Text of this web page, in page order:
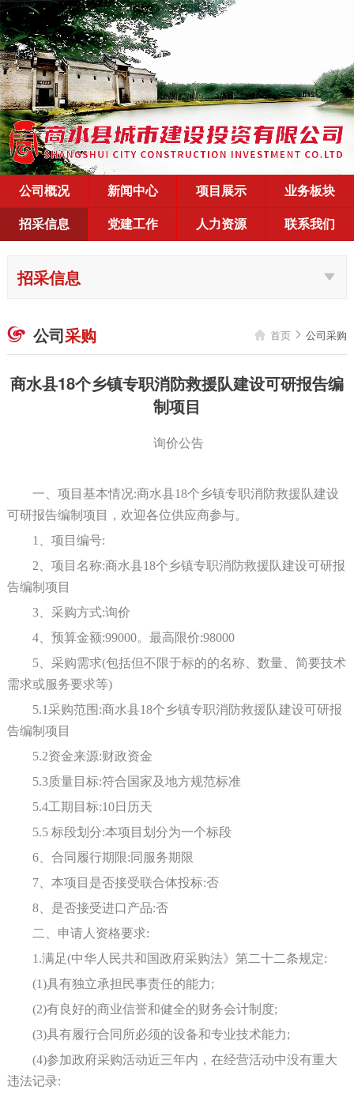
公司概况 新闻中心 项目展示
业务板块
招采信息
党建工作 人力资源 联系我们
招采信息
 公司采购  首页  公司采购
商水县18个乡镇专职消防救援队建设可研报告编
制项目
询价公告
一、项目基本情况:商水县18个乡镇专职消防救援队建设
可研报告编制 项目，欢迎各位供应商参与。
1、项目编号:
2、项目名称:商水县18个乡镇专职消防救援队建设可研报
告编制 项目
3、采购方式:询价
4、预算金额:99000。最高限价:98000
5、采购需求(包括但不限于标的的名称、数量、简要技术
需求或服务要求等)
5.1采购范围:商水县18个乡镇专职消防救援队建设可研报
告编制 项目
5.2资金来源:财政资金
5.3质量目标:符合国家及地方规范标准
5.4工期目标:10日历天
5.5 标段划分:本项目划分为一个标段
6、合同履行期限:同服务期限
7、本项目是否接受联合体投标:否
8、是否接受进口产品:否
二、申请人资格要求:
1.满足(中华人民共和国政府采购法》第二十二条规定:
(1)具有独立承担民事责任的能力;
(2)有良好的商业信誉和健全的财务会计制度;
(3)具有履行合同所必须的设备和专业技术能力;
(4)参加政府采购活动近三年内，在经营活动中没有重大
违法记录: